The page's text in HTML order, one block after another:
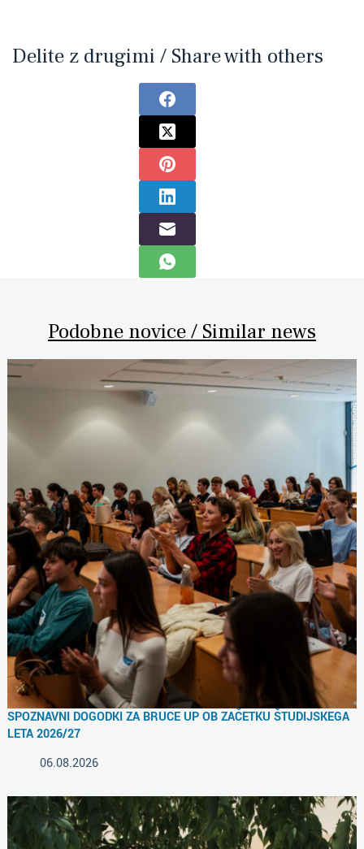
Delite z drugimi / Share with others
Podobne novice / Similar news
SPOZNAVNI DOGODKI ZA BRUCE UP OB ZAČETKU ŠTUDIJSKEGA
LETA 2026/27
06.08.2026